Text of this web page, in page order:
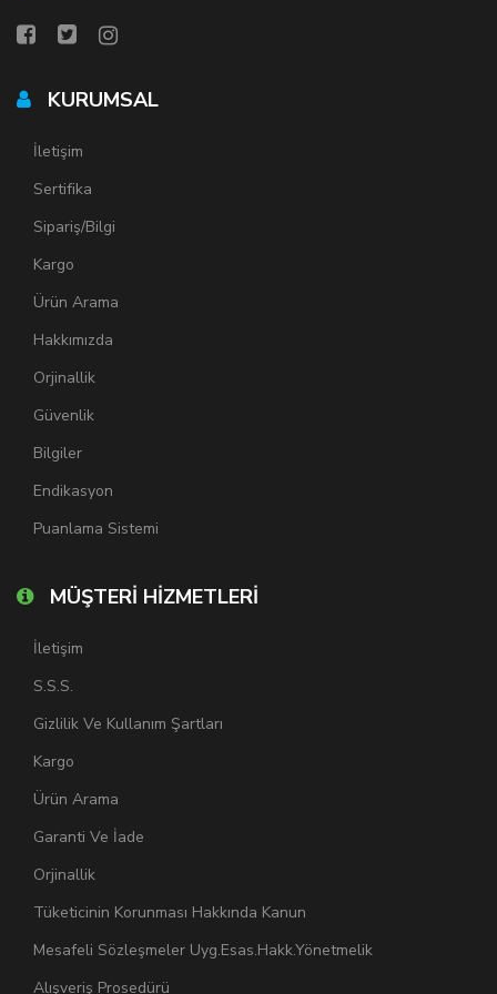
KURUMSAL
İletişim
Sertifika
Sipariş/Bilgi
Kargo
Ürün Arama
Hakkımızda
Orjinallik
Güvenlik
Bilgiler
Endikasyon
Puanlama Sistemi
MÜŞTERİ HİZMETLERİ
İletişim
S.S.S.
Gizlilik Ve Kullanım Şartları
Kargo
Ürün Arama
Garanti Ve İade
Orjinallik
Tüketicinin Korunması Hakkında Kanun
Mesafeli Sözleşmeler Uyg.Esas.Hakk.Yönetmelik
Alışveriş Prosedürü